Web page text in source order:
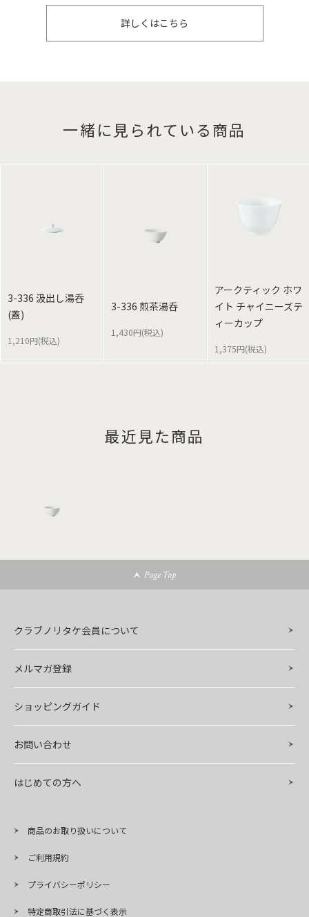
詳しくはこちら
一緒に見られている商品
3-336 汲出し湯呑
(蓋)
1,210円(税込)
3-336 煎茶湯呑
1,430円(税込)
アークティック ホワ
イト チャイニーズテ
ィーカップ
1,375円(税込)
最近見た商品
Page Top
クラブノリタケ会員について
メルマガ登録
ショッピングガイド
お問い合わせ
はじめての方へ
商品のお取り扱いについて
ご利用規約
プライバシーポリシー
特定商取引法に基づく表示